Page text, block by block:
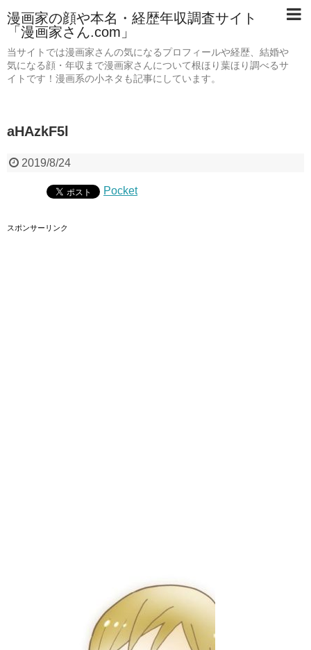
漫画家の顔や本名・経歴年収調査サイト
「漫画家さん.com」
当サイトでは漫画家さんの気になるプロフィールや経歴、結婚や
気になる顔・年収まで漫画家さんについて根ほり葉ほり調べるサ
イトです！漫画系の小ネタも記事にしています。
aHAzkF5l
2019/8/24
Pocket
スポンサーリンク